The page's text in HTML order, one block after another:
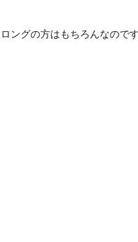
ロングの方はもちろんなので